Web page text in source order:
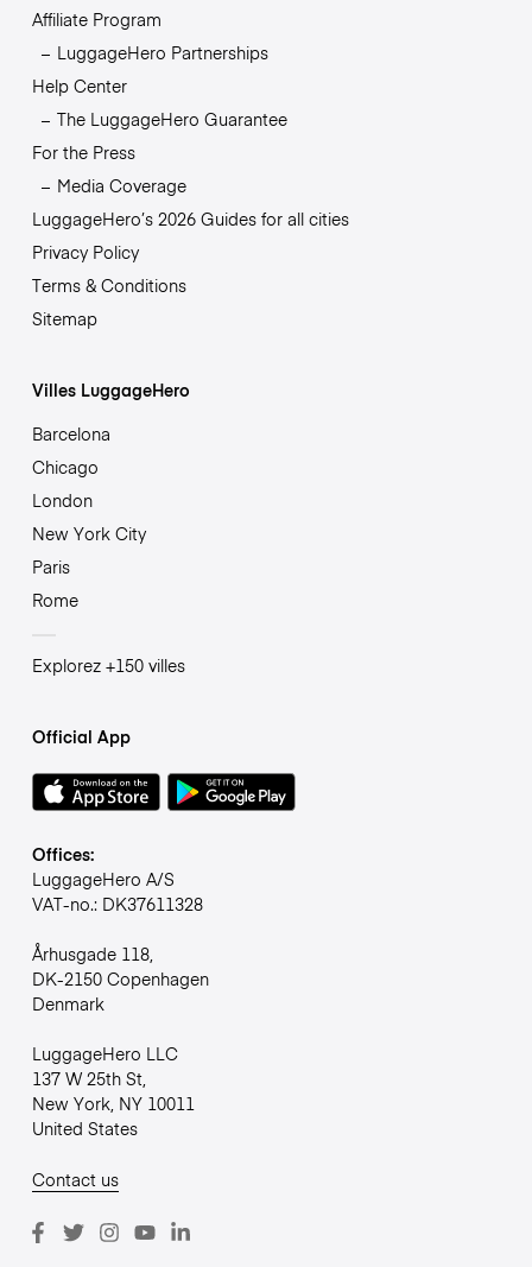
Affiliate Program
LuggageHero Partnerships
Help Center
The LuggageHero Guarantee
For the Press
Media Coverage
LuggageHero’s 2026 Guides for all cities
Privacy Policy
Terms & Conditions
Sitemap
Villes LuggageHero
Barcelona
Chicago
London
New York City
Paris
Rome
Explorez +150 villes
Official App
Offices:
LuggageHero A/S
VAT-no.: DK37611328
Århusgade 118,
DK-2150 Copenhagen
Denmark
LuggageHero LLC
137 W 25th St,
New York, NY 10011
United States
Contact us